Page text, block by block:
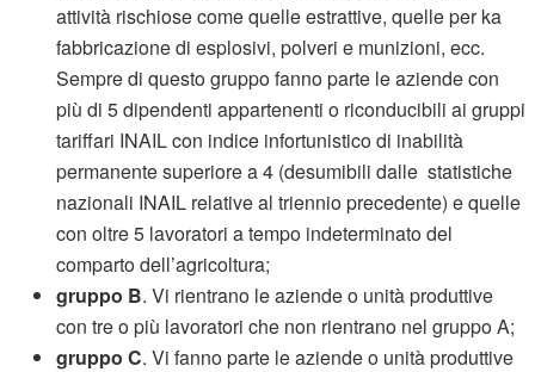
attività rischiose come quelle estrattive, quelle per ka
fabbricazione di esplosivi, polveri e munizioni, ecc.
Sempre di questo gruppo fanno parte le aziende con
più di 5 dipendenti appartenenti o riconducibili ai gruppi
tariffari INAIL con indice infortunistico di inabilità
permanente superiore a 4 (desumibili dalle statistiche
nazionali INAIL relative al triennio precedente) e quelle
con oltre 5 lavoratori a tempo indeterminato del
comparto dell’agricoltura;
gruppo B. Vi rientrano le aziende o unità produttive
con tre o più lavoratori che non rientrano nel gruppo A;
gruppo C. Vi fanno parte le aziende o unità produttive